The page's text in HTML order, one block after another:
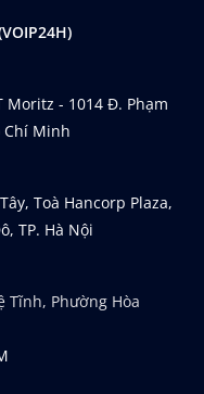
Moritz - 1014 Đ. Phạm
Chí Minh
Toà Hancorp Plaza,
TP. Hà Nội
Tĩnh, Phường Hòa